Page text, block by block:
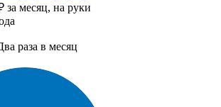
за месяц, на руки
раза в месяц